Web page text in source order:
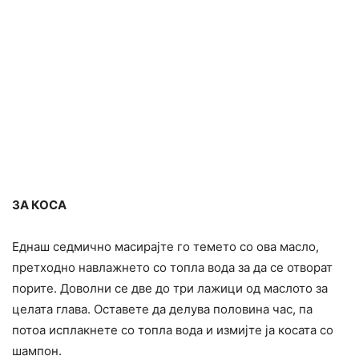
ЗА КОСА
Еднаш седмично масирајте го темето со ова масло,
претходно навлажнето со топла вода за да се отворат
порите. Доволни се две до три лажици од маслото за
целата глава. Оставете да делува половина час, па
потоа исплакнете со топла вода и измијте ја косата со
шампон.